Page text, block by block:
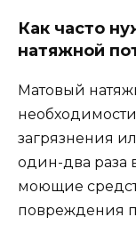
Как часто
натяжной
Матовый
загрязнения
один-два раза
моющие
повреждения